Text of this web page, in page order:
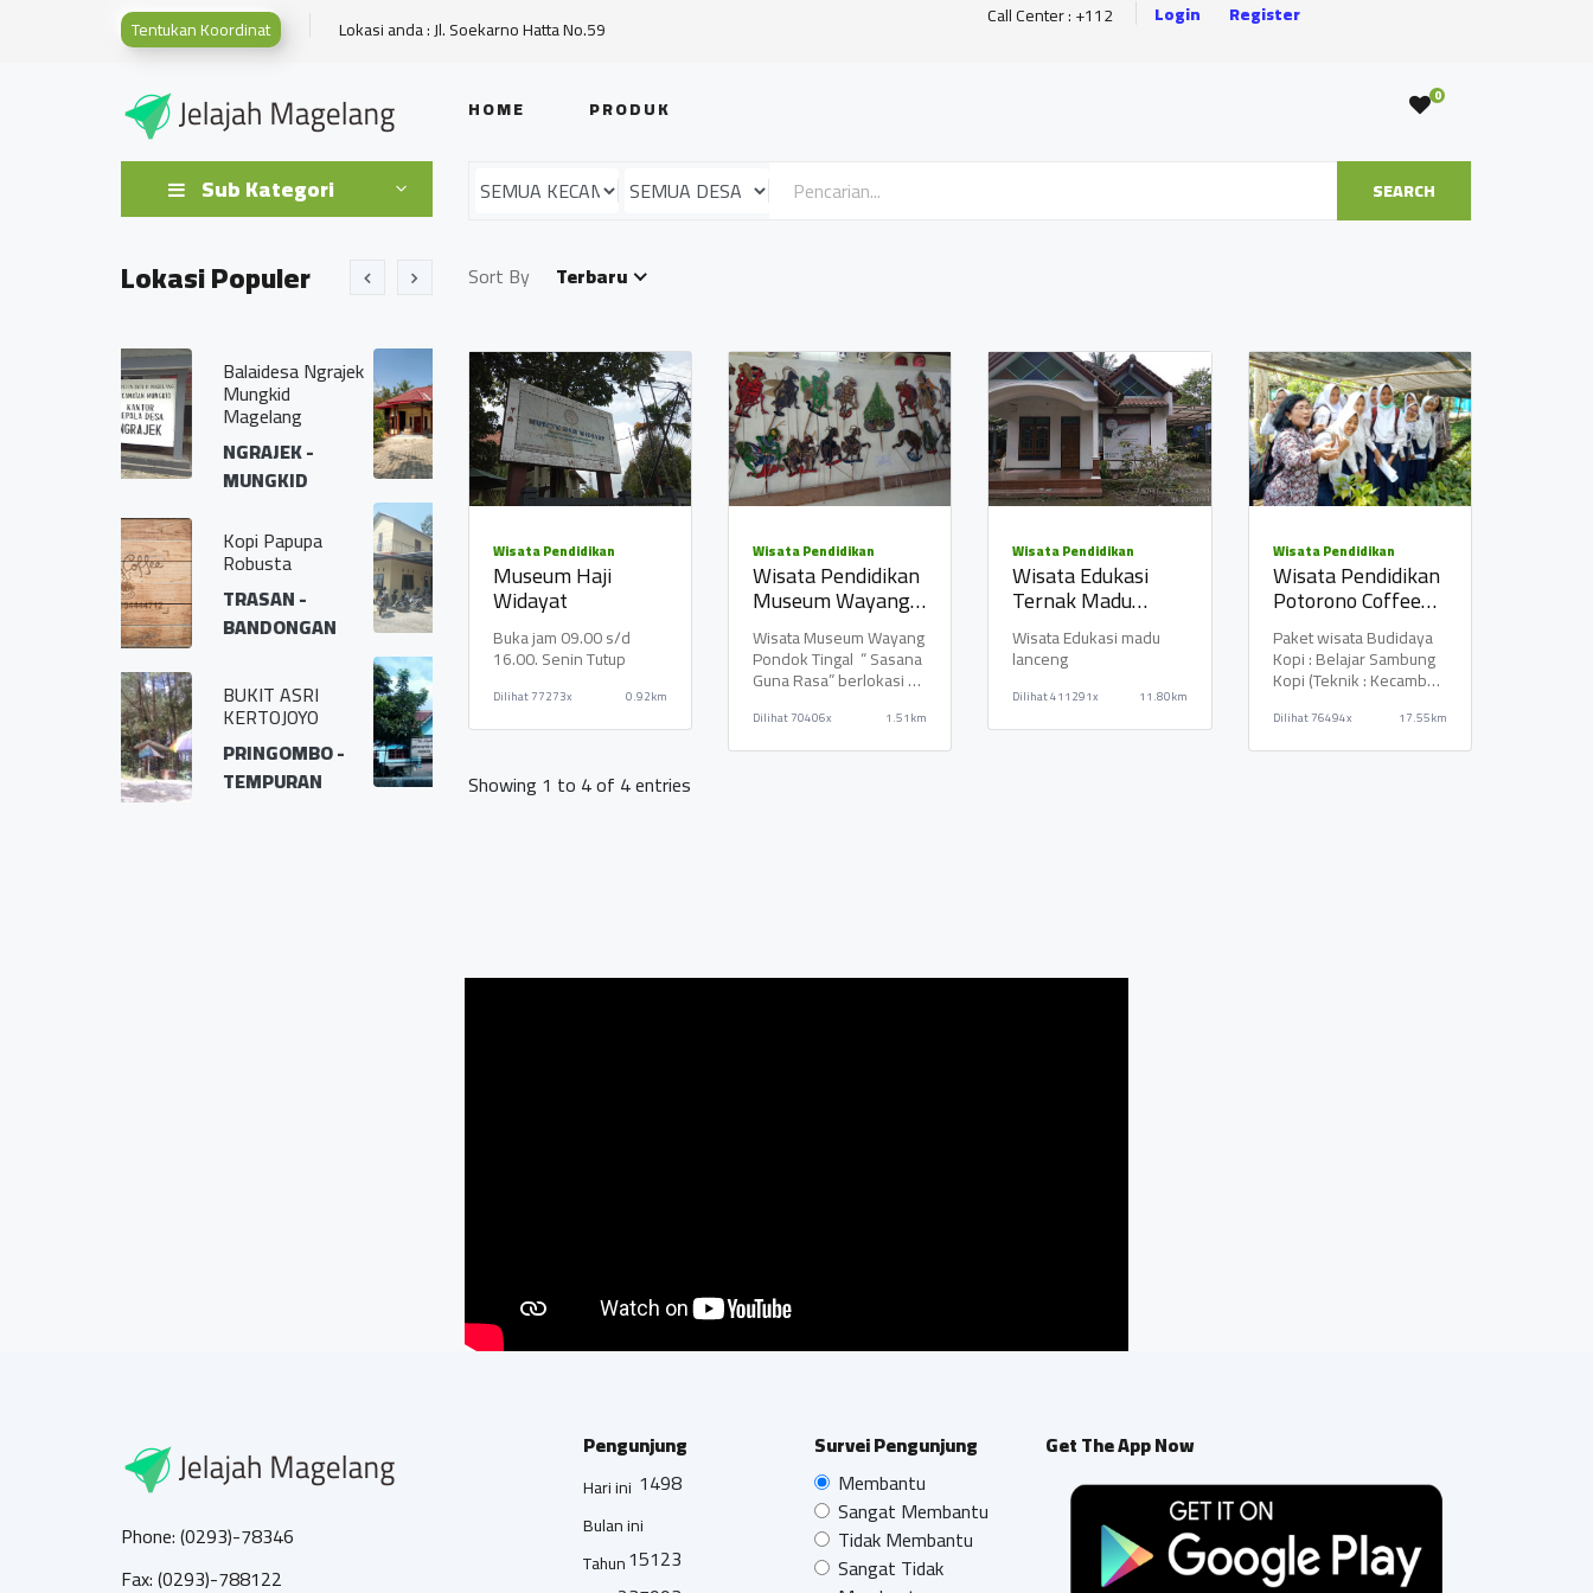
Tentukan Koordinat Lokasi anda : Jl. Soekarno Hatta No.59 Call Center : +112 Login Register
HOME PRODUK 0
Sub Kategori SEARCH
Lokasi Populer
Balaidesa Ngrajek
Magelang
NGRAJEK -
MUNGKID
Kopi Papupa
TRASAN -
BANDONGAN
BUKIT ASRI
KERTOJOYO
PRINGOMBO -
TEMPURAN
KLINIK BIDAN
DELIMA
BANJARHARJO -
SALAMAN
Desa Tempurejo
TEMPUREJO -
TEMPURAN
Kantor Kepala
Desa Kamongan
KAMONGAN -
SRUMBUNG
"Soto Medan"
murah meriah
BUMIREJO -
MUNGKID
Balaidesa Ngrajek
Mungkid
Magelang
NGRAJEK -
MUNGKID
Kopi Papupa
Robusta
TRASAN -
BANDONGAN
BUKIT ASRI
KLINIK BIDAN
DELIMA
BANJARHARJO -
SALAMAN
TEMPUREJO -
TEMPURAN
Kantor Kepala
Sort By Terbaru
Wisata Pendidikan
Museum Haji
Widayat
Buka jam 09.00 s/d
16.00. Senin Tutup
Dilihat77273x 0.92km
Wisata Pendidikan
Wisata Pendidikan
Museum Wayang
"Sasana Guna
Rasa", Borobudur
Magelang
Wisata Museum Wayang
Pondok Tingal “ Sasana
Guna Rasa” berlokasi di
Wanurejo Ke
Dilihat70406x 1.51km
Wisata Pendidikan
Wisata Edukasi
Ternak Madu
Lanceng "Gubuk
Lanceng"
Wisata Edukasi madu
lanceng
Dilihat411291x 11.80km
Wisata Pendidikan
Wisata Pendidikan
Potorono Coffee
Learning Center
Paket wisata Budidaya
Kopi : Belajar Sambung
Kopi (Teknik : Kecambah,
Orang mu
Dilihat76494x 17.55km
Showing 1 to 4 of 4 entries
Phone: (0293)-78346
Fax: (0293)-788122
Pengunjung
Hari ini 1498
Bulan ini
15123
Tahun
Survei Pengunjung
Membantu
Sangat Membantu
Tidak Membantu
Sangat Tidak
Get The App Now